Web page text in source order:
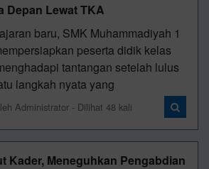
Depan Lewat TKA
baru, SMK Muhammadiyah 1
peserta didik kelas
tantangan setelah lulus
langkah nyata yang
Administrator - Dilihat 48 kali
Kader, Meneguhkan Pengabdian